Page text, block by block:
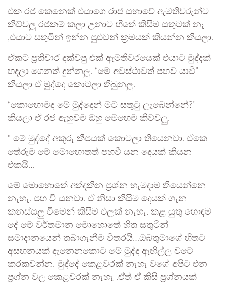
එක රජ කෙනෙක් එයාගෙ රාජ සභාවේ ඇමතිවරුන්ට
කිව්වලු රජකම් කලා උනාට හිතේ කිසිම සතුටක් නෑ
,එයාට සතුටින් ඉන්න පුළුවන් ක්‍රමයක් කියන්න කියලා.
ඒකට ප්‍රතිචාර දක්වපු එක් ඇමතිවරයෙක් එයාට මුද්දක්
හදලා ගෙනත් දුන්නලු. “මේ අවස්ථාවත් පහව යාවි”
කියලා ඒ මුද්දෙ කොටලා තිබුනලු.
“කොහොමද මේ මුද්දෙන් මට සතුටු ලැබෙන්නේ?”
කියලා ඒ රජ ඇහුවම ඔහු මෙහෙම කිව්වලු.
“ මේ මුද්දේ අකුරු කීපයක් කොටලා තියෙනවා. ඒකෙ
තේරුම මේ මොහොතත් පහවී යන දෙයක් කියන
එකයි…
මේ මොහොතේ අත්දකින ප්‍රශ්න හැමදාම තියෙන්නෙ
නැහැ. පහ වී යනවා. ඒ නිසා කිසිම දෙයක් ගැන
කනස්සලු වීමෙන් කිසිම ඵලක් නැහැ. කළ යුතු හොඳම
දේ මේ වර්තමාන මොහොතේ හිත සතුටින්
සමාදානයෙන් තබාගැනීම විතරයි…ඔබතුමාගේ හිතට
අසහනයක් දැනෙනකොට මේ මුද්ද ඇඟිල්ල වටේ
කරකවන්න. මුද්දේ කෙළවරක් නැහැ වගේ අපිට එන
ප්‍රශ්න වල කෙළවරක් නැහැ .ඒත් ඒ කිසි ප්‍රශ්නයක්